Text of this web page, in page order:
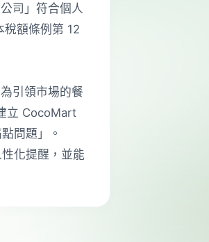
司」符合個人
稅額條例第 12
引領市場的餐
立 CocoMart
問題」。
化提醒，並能